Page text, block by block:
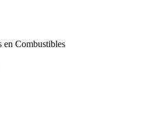
en Combustibles